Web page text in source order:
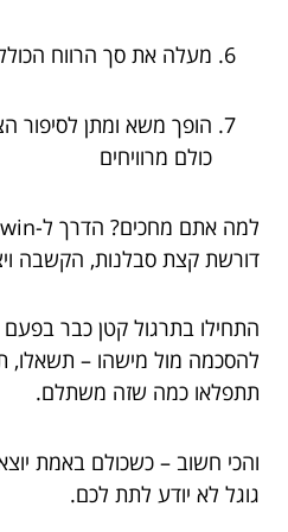
מעלה את סך הרווח
הופך משא ומתן
כולם מרוויחים
דורשת קצת סבלנות, הקשבה
התחילו בתרגול קטן כבר
להסכמה מול מישהו – תשאלו,
תתפלאו כמה שזה משתלם.
והכי חשוב – כשכולם באמת
גוגל לא יודע לתת לכם.